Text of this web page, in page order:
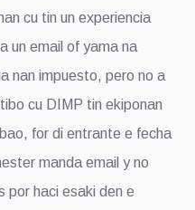
cu tin un experiencia
un email of yama na
nan impuesto, pero no a
cu DIMP tin ekiponan
for di entrante e fecha
manda email y no
por haci esaki den e